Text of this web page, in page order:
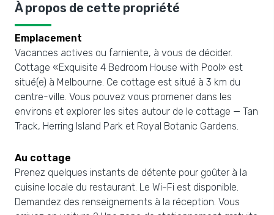
À propos de cette propriété
Emplacement
Vacances actives ou farniente, à vous de décider.
Cottage «Exquisite 4 Bedroom House with Pool» est
situé(e) à Melbourne. Ce cottage est situé à 3 km du
centre-ville. Vous pouvez vous promener dans les
environs et explorer les sites autour de le cottage — Tan
Track, Herring Island Park et Royal Botanic Gardens.
Au cottage
Prenez quelques instants de détente pour goûter à la
cuisine locale du restaurant. Le Wi-Fi est disponible.
Demandez des renseignements à la réception. Vous